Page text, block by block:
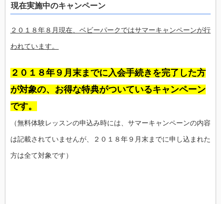
現在実施中のキャンペーン
２０１８年８月現在、ベビーパークではサマーキャンペーンが行
われています。
２０１８年９月末までに入会手続きを完了した方
が対象の、お得な特典がついているキャンペーン
です。
（無料体験レッスンの申込み時には、サマーキャンペーンの内容
は記載されていませんが、２０１８年９月末までに申し込まれた
方は全て対象です）